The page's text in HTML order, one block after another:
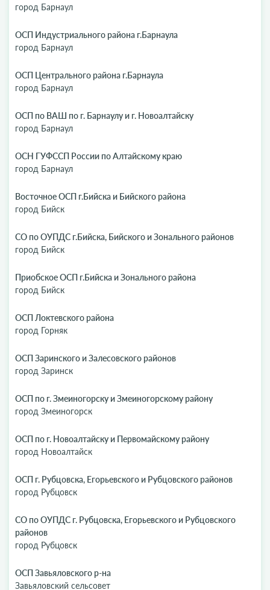
город Барнаул
ОСП Индустриального района г.Барнаула
город Барнаул
ОСП Центрального района г.Барнаула
город Барнаул
ОСП по ВАШ по г. Барнаулу и г. Новоалтайску
город Барнаул
ОСН ГУФССП России по Алтайскому краю
город Барнаул
Восточное ОСП г.Бийска и Бийского района
город Бийск
СО по ОУПДС г.Бийска, Бийского и Зонального районов
город Бийск
Приобское ОСП г.Бийска и Зонального района
город Бийск
ОСП Локтевского района
город Горняк
ОСП Заринского и Залесовского районов
город Заринск
ОСП по г. Змеиногорску и Змеиногорскому району
город Змеиногорск
ОСП по г. Новоалтайску и Первомайскому району
город Новоалтайск
ОСП г. Рубцовска, Егорьевского и Рубцовского районов
город Рубцовск
СО по ОУПДС г. Рубцовска, Егорьевского и Рубцовского
районов
город Рубцовск
ОСП Завьяловского р-на
Завьяловский сельсовет